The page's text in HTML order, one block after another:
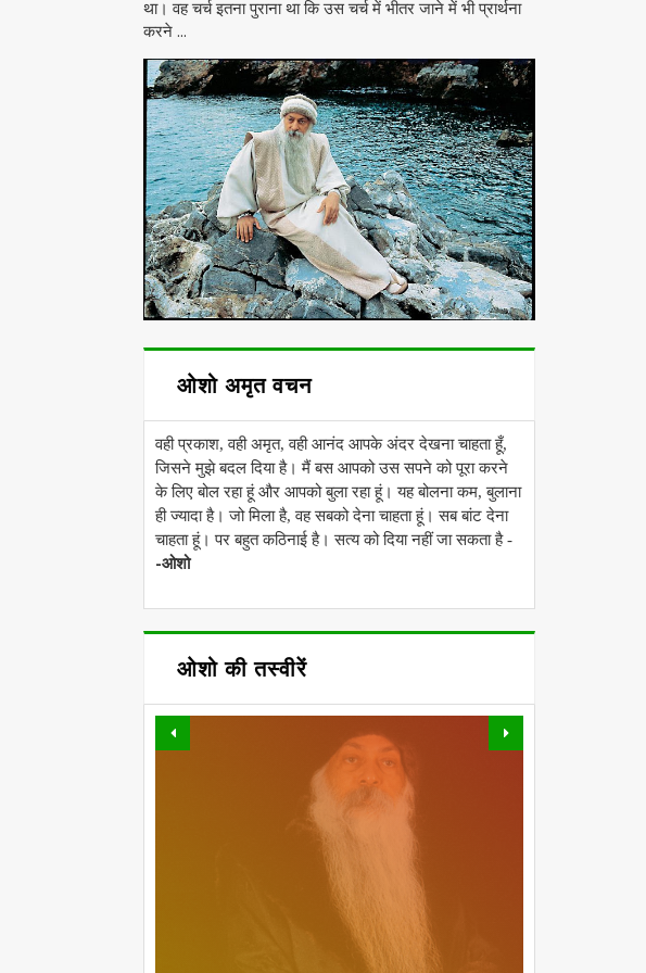
था। वह चर्च इतना पुराना था कि उस चर्च में भीतर जाने में भी प्रार्थना
करने ...
ओशो अमृत वचन
वही प्रकाश, वही अमृत, वही आनंद आपके अंदर देखना चाहता हूँ,
जिसने मुझे बदल दिया है। मैं बस आपको उस सपने को पूरा करने
के लिए बोल रहा हूं और आपको बुला रहा हूं। यह बोलना कम, बुलाना
ही ज्यादा है। जो मिला है, वह सबको देना चाहता हूं। सब बांट देना
चाहता हूं। पर बहुत कठिनाई है। सत्य को दिया नहीं जा सकता है -
-ओशो
ओशो की तस्वीरें